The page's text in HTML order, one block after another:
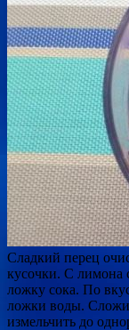
Сладкий перец
кусочки. С лимона
ложку сока. По
ложки воды.
измельчить до